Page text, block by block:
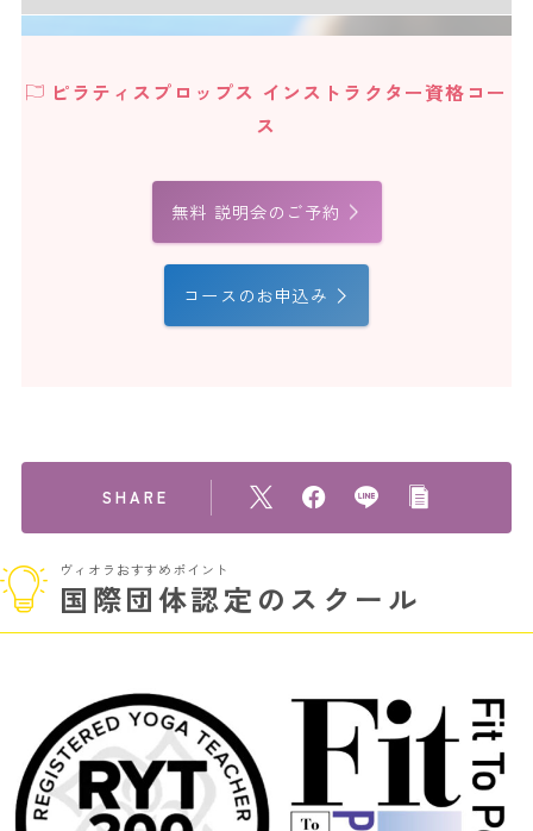
ピラティスプロップス インストラクター資格コー
ス
無料 説明会のご予約
コースのお申込み
SHARE
ヴィオラおすすめポイント
国際団体認定のスクール